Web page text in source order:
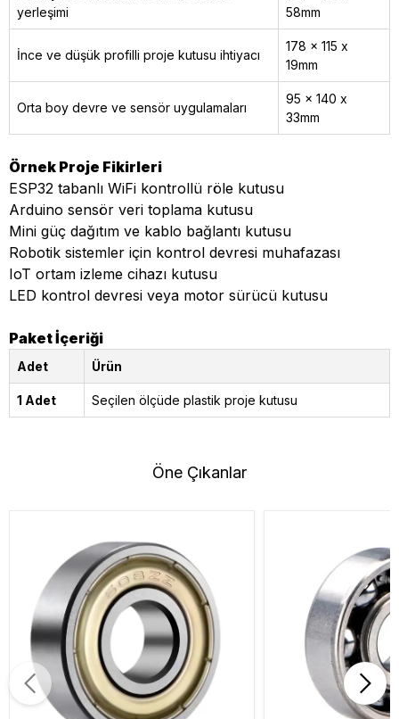
yerleşimi
58mm
İnce ve düşük profilli proje kutusu ihtiyacı
178 x 115 x
19mm
Orta boy devre ve sensör uygulamaları
95 x 140 x
33mm
Örnek Proje Fikirleri
ESP32 tabanlı WiFi kontrollü röle kutusu
Arduino sensör veri toplama kutusu
Mini güç dağıtım ve kablo bağlantı kutusu
Robotik sistemler için kontrol devresi muhafazası
IoT ortam izleme cihazı kutusu
LED kontrol devresi veya motor sürücü kutusu
Paket İçeriği
Adet Ürün
1 Adet Seçilen ölçüde plastik proje kutusu
Öne Çıkanlar